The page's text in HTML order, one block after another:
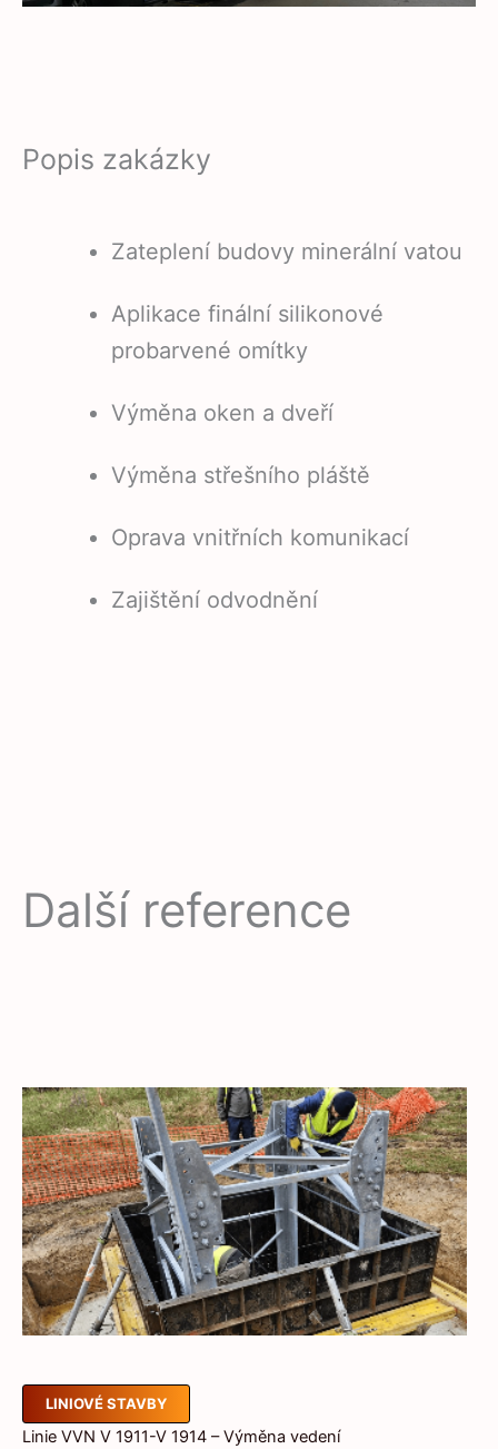
Popis zakázky
Zateplení budovy minerální vatou
Aplikace finální silikonové
probarvené omítky
Výměna oken a dveří
Výměna střešního pláště
Oprava vnitřních komunikací
Zajištění odvodnění
Další reference
LINIOVÉ STAVBY
Linie VVN V 1911-V 1914 – Výměna vedení